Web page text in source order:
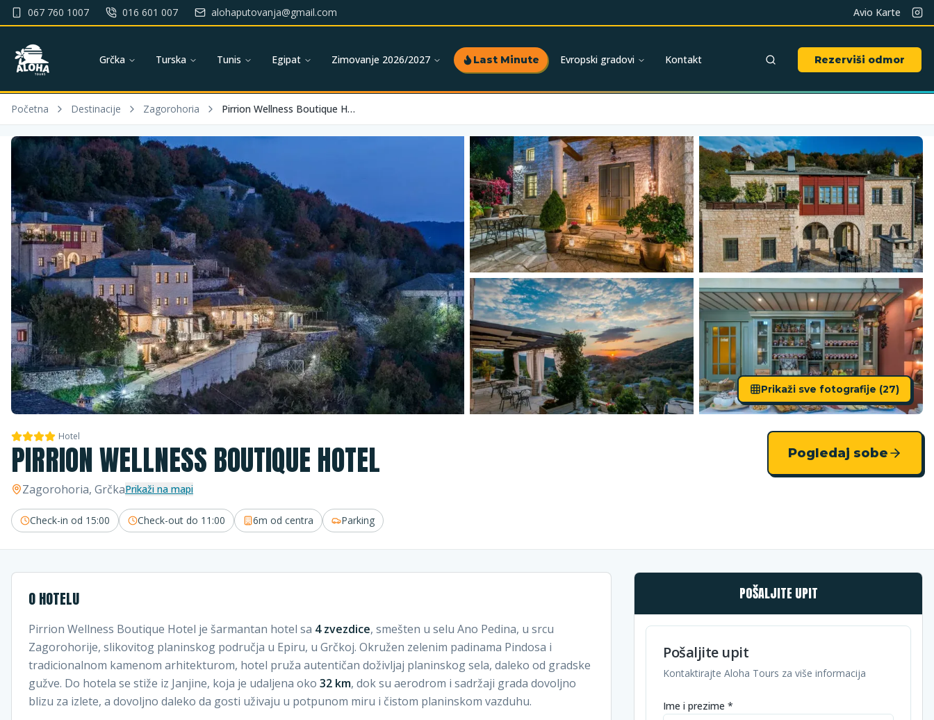
067 760 1007 016 601 007 alohaputovanja@gmail.com Avio Karte
Grčka Turska Tunis Egipat Zimovanje 2026/2027 Last Minute Evropski gradovi Kontakt Rezerviši odmor
Početna Destinacije Zagorohoria Pirrion Wellness Boutique Hotel
Prikaži sve fotografije (27)
Hotel
PIRRION WELLNESS BOUTIQUE HOTEL
Zagorohoria, GrčkaPrikaži na mapi
Check-in od 15:00 Check-out do 11:00 6m od centra Parking
Pogledaj sobe
O HOTELU
Pirrion Wellness Boutique Hotel je šarmantan hotel sa 4 zvezdice, smešten u selu Ano Pedina, u srcu
Zagorohorije, slikovitog planinskog područja u Epiru, u Grčkoj. Okružen zelenim padinama Pindosa i
tradicionalnom kamenom arhitekturom, hotel pruža autentičan doživljaj planinskog sela, daleko od gradske
gužve. Do hotela se stiže iz Janjine, koja je udaljena oko 32 km, dok su aerodrom i sadržaji grada dovoljno
blizu za izlete, a dovoljno daleko da gosti uživaju u potpunom miru i čistom planinskom vazduhu.
POŠALJITE UPIT
Pošaljite upit
Kontaktirajte Aloha Tours za više informacija
Ime i prezime *